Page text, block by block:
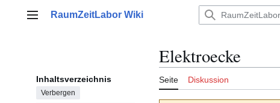
Hauptmenü
RaumZeitLabor Wiki
Inhaltsverzeichnis
Verbergen
Elektroecke
Seite Diskussion